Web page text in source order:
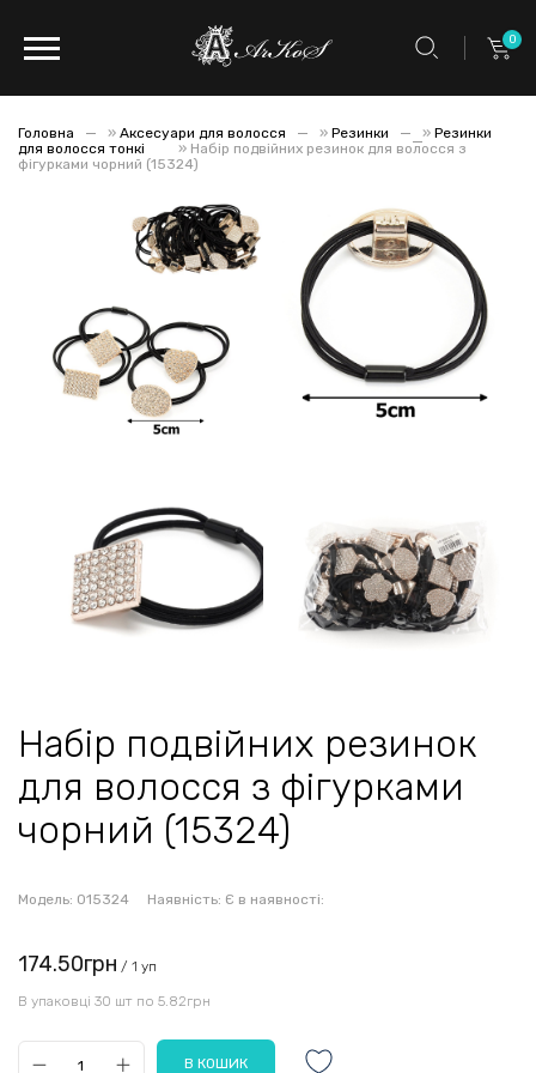
0
Головна » Аксесуари для волосся » Резинки » Резинки
для волосся тонкі
» Набір подвійних резинок для волосся з
фігурками чорний (15324)
Набір подвійних резинок
для волосся з фігурками
чорний (15324)
Модель: 015324 Наявність: Є в наявності:
174.50грн / 1 уп
В упаковці 30 шт по 5.82грн